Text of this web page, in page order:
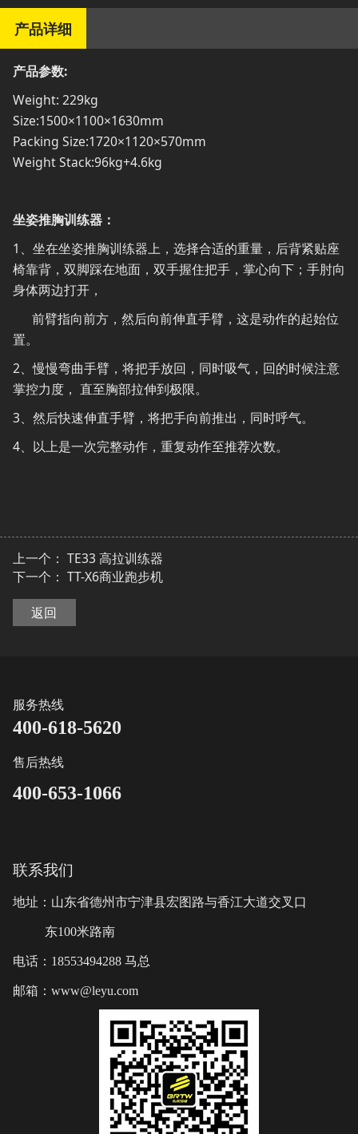
产品详细
产品参数:
Weight: 229kg
Size:1500×1100×1630mm
Packing Size:1720×1120×570mm
Weight Stack:96kg+4.6kg
坐姿推胸训练器：
1、坐在坐姿推胸训练器上，选择合适的重量，后背紧贴座
椅靠背，双脚踩在地面，双手握住把手，掌心向下；手肘向
身体两边打开，
前臂指向前方，然后向前伸直手臂，这是动作的起始位
置。
2、慢慢弯曲手臂，将把手放回，同时吸气，回的时候注意
掌控力度， 直至胸部拉伸到极限。
3、然后快速伸直手臂，将把手向前推出，同时呼气。
4、以上是一次完整动作，重复动作至推荐次数。
上一个： TE33 高拉训练器
下一个： TT-X6商业跑步机
返回
服务热线
400-618-5620
售后热线
400-653-1066
联系我们
地址：山东省德州市宁津县宏图路与香江大道交叉口
东100米路南
电话：18553494288 马总
邮箱：www@leyu.com